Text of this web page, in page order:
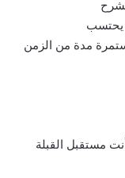
يحتسب
مدة من الزمن
مستقبل القبلة